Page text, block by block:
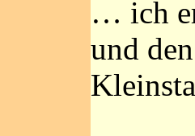
… ich
und